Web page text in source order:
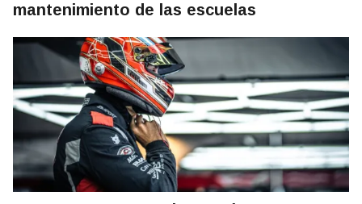
mantenimiento de las escuelas